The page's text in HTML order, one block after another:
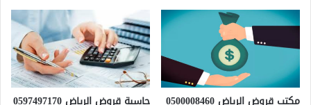
حاسبة قروض الرياض 0597497170